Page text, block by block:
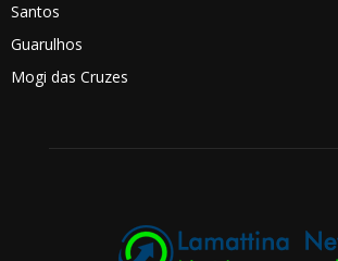
Santos
Guarulhos
Mogi das Cruzes